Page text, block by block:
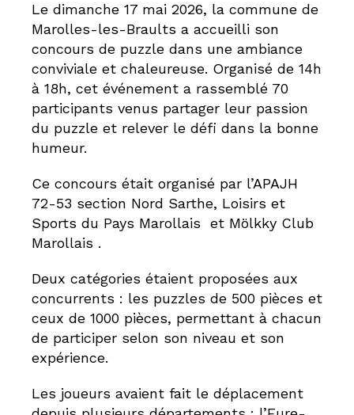
Le dimanche 17 mai 2026, la commune de
Marolles-les-Braults a accueilli son
concours de puzzle dans une ambiance
conviviale et chaleureuse. Organisé de 14h
à 18h, cet événement a rassemblé 70
participants venus partager leur passion
du puzzle et relever le défi dans la bonne
humeur.
Ce concours était organisé par l’APAJH
72-53 section Nord Sarthe, Loisirs et
Sports du Pays Marollais et Mölkky Club
Marollais .
Deux catégories étaient proposées aux
concurrents : les puzzles de 500 pièces et
ceux de 1000 pièces, permettant à chacun
de participer selon son niveau et son
expérience.
Les joueurs avaient fait le déplacement